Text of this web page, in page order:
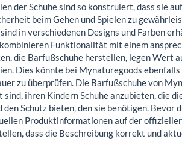
der Schuhe sind so konstruiert, dass sie
beim Gehen und Spielen zu
in verschiedenen Designs und Farben
Funktionalität mit einem
die Barfußschuhe herstellen, legen Wert
Dies könnte bei Mynaturegoods ebenfalls
zu überprüfen. Die Barfußschuhe von
ihren Kindern Schuhe anzubieten, die
Schutz bieten, den sie benötigen. Bevor
Produktinformationen auf der
dass die Beschreibung korrekt und